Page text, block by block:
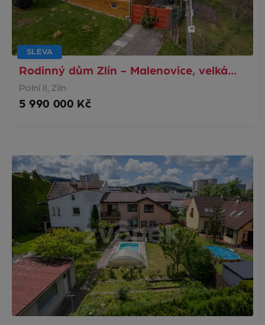
SLEVA
Rodinný dům Zlín - Malenovice, velká…
Polní II, Zlín
5 990 000 Kč